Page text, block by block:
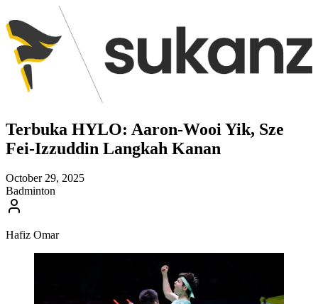
Terbuka HYLO: Aaron-Wooi Yik, Sze
Fei-Izzuddin Langkah Kanan
October 29, 2025
Badminton
Hafiz Omar